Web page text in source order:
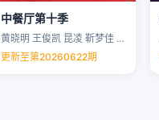
中餐厅第十季
黄晓明 王俊凯 昆凌 靳梦佳 …
更新至第20260622期